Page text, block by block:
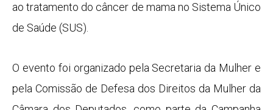
ao tratamento do câncer de mama no Sistema Único
de Saúde (SUS).
O evento foi organizado pela Secretaria da Mulher e
pela Comissão de Defesa dos Direitos da Mulher da